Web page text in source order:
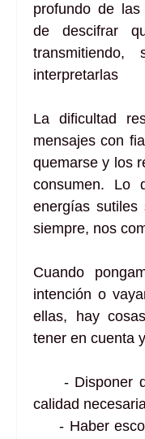
profundo de
de descifrar
transmitiendo,
interpretarlas
La dificultad
mensajes con
quemarse y los
consumen.
energías sutiles
siempre, nos
Cuando
intención o
ellas, hay
tener en cuenta
- Disponer
calidad
- Haber